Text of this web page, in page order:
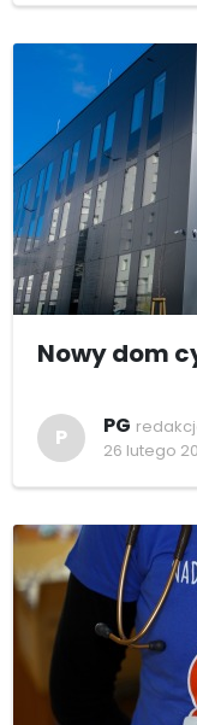
Nowy dom
P PG
26 lutego